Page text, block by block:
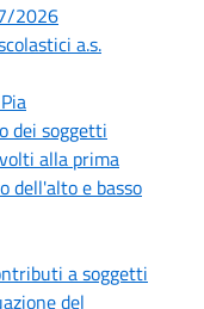
2026
a.s.
dei soggetti
alla prima
dell'alto e basso
a soggetti
del